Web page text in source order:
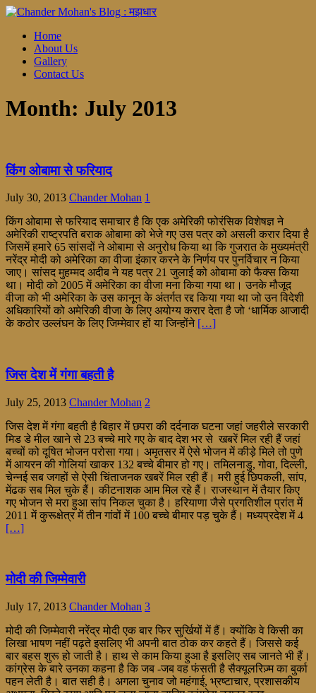
Home
About Us
Gallery
Contact Us
Month: July 2013
किंग ओबामा से फरियाद
July 30, 2013 Chander Mohan 1
किंग ओबामा से फरियाद समाचार है कि एक अमेरिकी फोरंसिक विशेषज्ञ ने
अमेरिकी राष्ट्रपति बराक ओबामा को भेजे गए उस पत्र को असली करार दिया है
जिसमें हमारे 65 सांसदों ने ओबामा से अनुरोध किया था कि गुजरात के मुख्यमंत्री
नरेंद्र मोदी को अमेरिका का वीजा इंकार करने के निर्णय पर पुनर्विचार न किया
जाए। सांसद मुहम्मद अदीब ने यह पत्र 21 जुलाई को ओबामा को फैक्स किया
था। मोदी को 2005 में अमेरिका का वीजा मना किया गया था। उनके मौजूद
वीजा को भी अमेरिका के उस कानून के अंतर्गत रद्द किया गया था जो उन विदेशी
अधिकारियों को अमेरिकी वीजा के लिए अयोग्य करार देता है जो ‘धार्मिक आजादी
के कठोर उल्लंघन के लिए जिम्मेवार हों या जिन्होंने […]
जिस देश में गंगा बहती है
July 25, 2013 Chander Mohan 2
जिस देश में गंगा बहती है बिहार में छपरा की दर्दनाक घटना जहां जहरीले सरकारी
मिड डे मील खाने से 23 बच्चे मारे गए के बाद देश भर से खबरें मिल रही हैं जहां
बच्चों को दूषित भोजन परोसा गया। अमृतसर में ऐसे भोजन में कीड़े मिले तो पुणे
में आयरन की गोलियां खाकर 132 बच्चे बीमार हो गए। तमिलनाडु, गोवा, दिल्ली,
चेन्नई सब जगहों से ऐसी चिंताजनक खबरें मिल रही हैं। मरी हुई छिपकली, सांप,
मेंढक सब मिल चुके हैं। कीटनाशक आम मिल रहे हैं। राजस्थान में तैयार किए
गए भोजन से मरा हुआ सांप निकल चुका है। हरियाणा जैसे प्रगतिशील प्रांत में
2011 में कुरूक्षेत्र में तीन गांवों में 100 बच्चे बीमार पड़ चुके हैं। मध्यप्रदेश में 4
[…]
मोदी की जिम्मेवारी
July 17, 2013 Chander Mohan 3
मोदी की जिम्मेवारी नरेंद्र मोदी एक बार फिर सुर्खियों में हैं। क्योंकि वे किसी का
लिखा भाषण नहीं पढ़ते इसलिए भी अपनी बात ठोक कर कहते हैं। जिससे कई
बार बहस शुरू हो जाती है। हाथ से काम किया हुआ है इसलिए सब जानते भी हैं।
कांग्रेस के बारे उनका कहना है कि जब -जब वह फंसती है सैक्यूलरिज़्म का बुर्का
पहन लेती है। बात सही है। अगला चुनाव जो महंगाई, भ्रष्टाचार, प्रशासकीय